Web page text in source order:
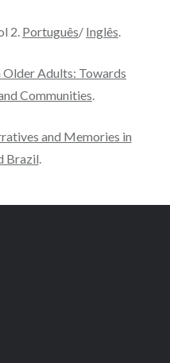
2. Português/ Inglês.
Adults: Towards
Communities.
and Memories in
Brazil.